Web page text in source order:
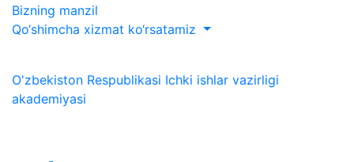
Bizning manzil
Qo‘shimcha xizmat ko‘rsatamiz
O'zbekiston Respublikasi Ichki ishlar vazirligi
akademiyasi